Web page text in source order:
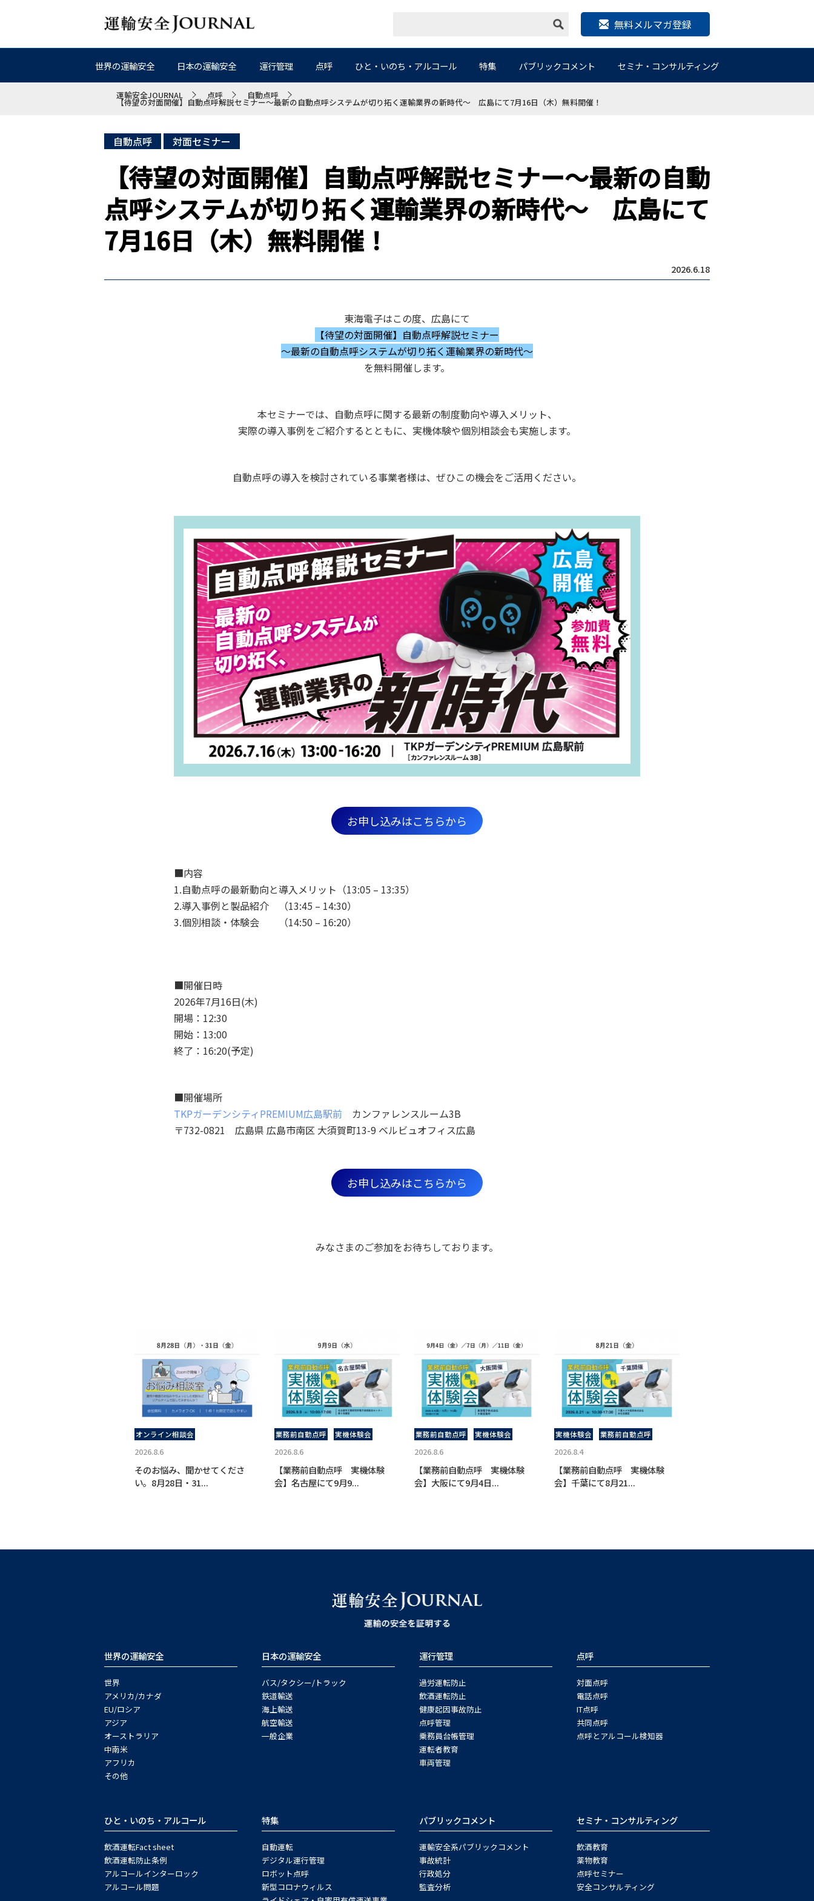
無料メルマガ登録
世界の運輸安全 日本の運輸安全 運行管理 点呼 ひと・いのち・アルコール 特集 パブリックコメント セミナ・コンサルティング
運輸安全JOURNAL 点呼 自動点呼
【待望の対面開催】自動点呼解説セミナー～最新の自動点呼システムが切り拓く運輸業界の新時代～ 広島にて7月16日（木）無料開催！
自動点呼 対面セミナー
【待望の対面開催】自動点呼解説セミナー～最新の自動
点呼システムが切り拓く運輸業界の新時代～ 広島にて
7月16日（木）無料開催！
2026.6.18
東海電子はこの度、広島にて
【待望の対面開催】自動点呼解説セミナー
～最新の自動点呼システムが切り拓く運輸業界の新時代～
を無料開催します。
本セミナーでは、自動点呼に関する最新の制度動向や導入メリット、
実際の導入事例をご紹介するとともに、実機体験や個別相談会も実施します。
自動点呼の導入を検討されている事業者様は、ぜひこの機会をご活用ください。
お申し込みはこちらから
■内容
1.自動点呼の最新動向と導入メリット（13:05 – 13:35）
2.導入事例と製品紹介 （13:45 – 14:30）
3.個別相談・体験会 （14:50 – 16:20）
■開催日時
2026年7月16日(木)
開場：12:30
開始：13:00
終了：16:20(予定)
■開催場所
TKPガーデンシティPREMIUM広島駅前 カンファレンスルーム3B
〒732-0821 広島県 広島市南区 大須賀町13-9 ベルビュオフィス広島
お申し込みはこちらから
みなさまのご参加をお待ちしております。
オンライン相談会
2026.8.6
そのお悩み、聞かせてくださ
い。8月28日・31...
業務前自動点呼 実機体験会
2026.8.6
【業務前自動点呼 実機体験
会】名古屋にて9月9...
業務前自動点呼 実機体験会
2026.8.6
【業務前自動点呼 実機体験
会】大阪にて9月4日...
実機体験会 業務前自動点呼
2026.8.4
【業務前自動点呼 実機体験
会】千葉にて8月21...
世界の運輸安全
世界
アメリカ/カナダ
EU/ロシア
アジア
オーストラリア
中南米
アフリカ
その他
日本の運輸安全
バス/タクシー/トラック
鉄道輸送
海上輸送
航空輸送
一般企業
運行管理
過労運転防止
飲酒運転防止
健康起因事故防止
点呼管理
乗務員台帳管理
運転者教育
車両管理
点呼
対面点呼
電話点呼
IT点呼
共同点呼
点呼とアルコール検知器
ひと・いのち・アルコール
飲酒運転Fact sheet
飲酒運転防止条例
アルコールインターロック
アルコール問題
特集
自動運転
デジタル運行管理
ロボット点呼
新型コロナウィルス
パブリックコメント
運輸安全系パブリックコメント
事故統計
行政処分
監査分析
セミナ・コンサルティング
飲酒教育
薬物教育
点呼セミナー
安全コンサルティング